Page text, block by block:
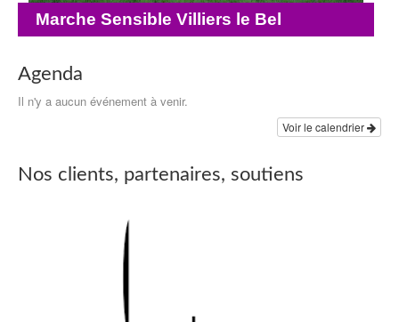
Marche Sensible Villiers le Bel
Agenda
Il n'y a aucun événement à venir.
Voir le calendrier
Nos clients, partenaires, soutiens